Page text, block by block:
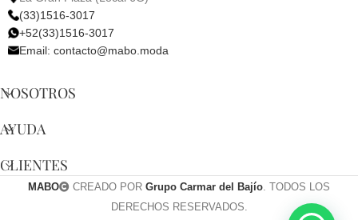
(33)1516-3017
+52(33)1516-3017
Email: contacto@mabo.moda
NOSOTROS
AYUDA
CLIENTES
MABO CREADO POR Grupo Carmar del Bajío. TODOS LOS
DERECHOS RESERVADOS.